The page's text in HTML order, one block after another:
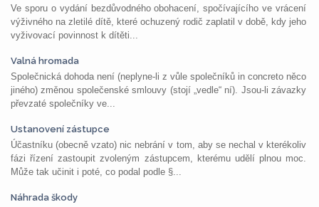
Ve sporu o vydání bezdůvodného obohacení, spočívajícího ve vrácení
výživného na zletilé dítě, které ochuzený rodič zaplatil v době, kdy jeho
vyživovací povinnost k dítěti...
Valná hromada
Společnická dohoda není (neplyne-li z vůle společníků in concreto něco
jiného) změnou společenské smlouvy (stojí „vedle“ ní). Jsou-li závazky
převzaté společníky ve...
Ustanovení zástupce
Účastníku (obecně vzato) nic nebrání v tom, aby se nechal v kterékoliv
fázi řízení zastoupit zvoleným zástupcem, kterému udělí plnou moc.
Může tak učinit i poté, co podal podle §...
Náhrada škody